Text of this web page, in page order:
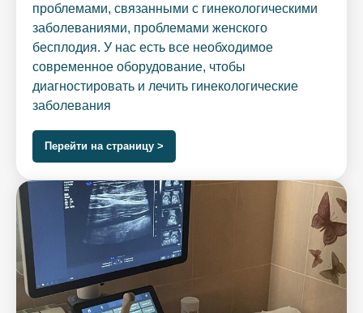
проблемами, связанными с гинекологическими
заболеваниями, проблемами женского
бесплодия. У нас есть все необходимое
современное оборудование, чтобы
диагностировать и лечить гинекологические
заболевания
Перейти на страницу >